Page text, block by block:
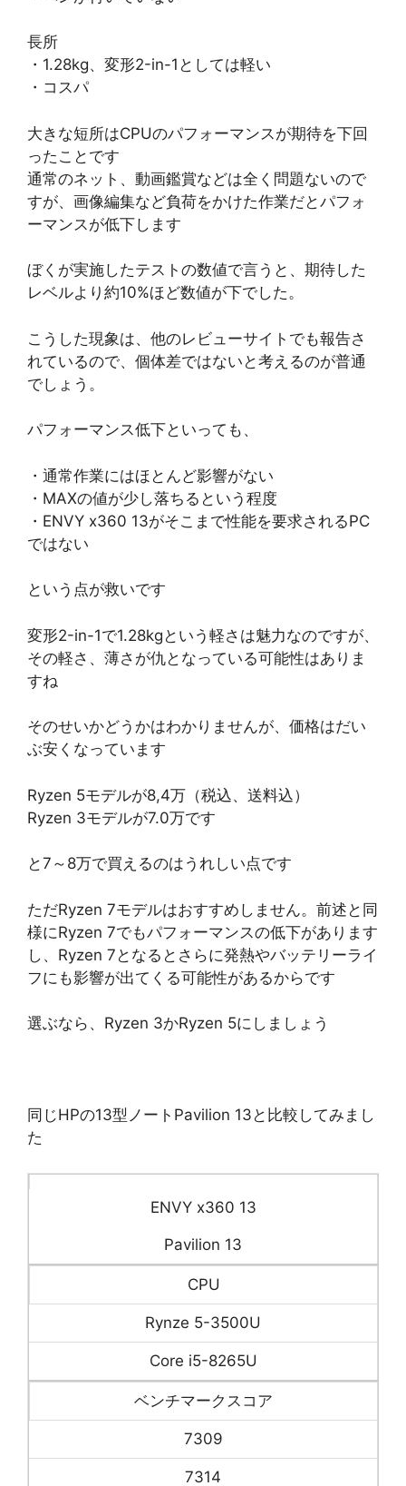
長所
・1.28kg、変形2-in-1としては軽い
・コスパ
大きな短所はCPUのパフォーマンスが期待を下回
ったことです
通常のネット、動画鑑賞などは全く問題ないので
すが、画像編集など負荷をかけた作業だとパフォ
ーマンスが低下します
ぼくが実施したテストの数値で言うと、期待した
レベルより約10%ほど数値が下でした。
こうした現象は、他のレビューサイトでも報告さ
れているので、個体差ではないと考えるのが普通
でしょう。
パフォーマンス低下といっても、
・通常作業にはほとんど影響がない
・MAXの値が少し落ちるという程度
・ENVY x360 13がそこまで性能を要求されるPC
ではない
という点が救いです
変形2-in-1で1.28kgという軽さは魅力なのですが、
その軽さ、薄さが仇となっている可能性はありま
すね
そのせいかどうかはわかりませんが、価格はだい
ぶ安くなっています
Ryzen 5モデルが8,4万（税込、送料込）
Ryzen 3モデルが7.0万です
と7～8万で買えるのはうれしい点です
ただRyzen 7モデルはおすすめしません。前述と同
様にRyzen 7でもパフォーマンスの低下があります
し、Ryzen 7となるとさらに発熱やバッテリーライ
フにも影響が出てくる可能性があるからです
選ぶなら、Ryzen 3かRyzen 5にしましょう
同じHPの13型ノートPavilion 13と比較してみまし
た
ENVY x360 13
Pavilion 13
CPU
Rynze 5-3500U
Core i5-8265U
ベンチマークスコア
7309
7314